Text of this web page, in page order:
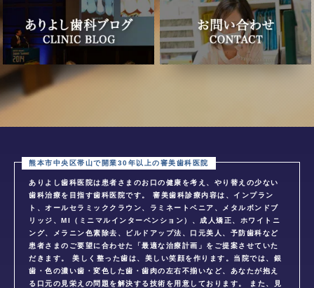
ありよし歯科医院は患者さまのお口の健康を考え、やり替えの少ない
歯科治療を目指す歯科医院です。 審美歯科診療内容は、インプラン
ト、オールセラミッククラウン、ラミネートベニア、メタルボンドブ
リッジ、MI（ミニマルインターベンション）、成人矯正、ホワイトニ
ング、メラニン色素除去、ビルドアップ法、口元美人、予防歯科など
患者さまのご要望に合わせた「最適な治療計画」をご提案させていた
だきます。 美しく整った歯は、美しい笑顔を作ります。当院では、銀
歯・色の濃い歯・変色した歯・歯肉の左右不揃いなど、あなたが抱え
る口元の見栄えの問題を解決する技術を用意しております。 また、見